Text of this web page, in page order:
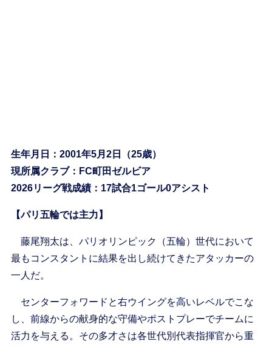
生年月日：2001年5月2日（25歳）
現所属クラブ：FC町田ゼルビア
2026リーグ戦成績：17試合1ゴール0アシスト
【パリ五輪では主力】
藤尾翔太は、パリオリンピック（五輪）世代において
最もコンスタントに結果を出し続けてきたアタッカーの
一人だ。
センターフォワードと右ウイングを高いレベルでこな
し、前線からの献身的な守備やポストプレーでチームに
活力を与える。その多才さは各世代別代表指揮官から重